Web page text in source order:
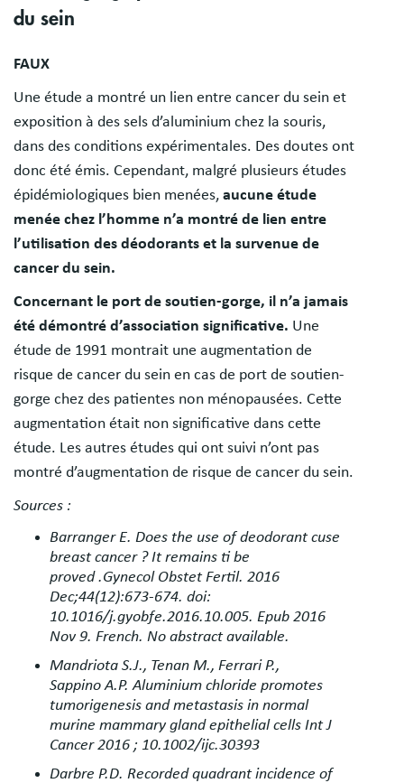
du sein
FAUX
Une étude a montré un lien entre cancer du sein et
exposition à des sels d’aluminium chez la souris,
dans des conditions expérimentales. Des doutes ont
donc été émis. Cependant, malgré plusieurs études
épidémiologiques bien menées, aucune étude
menée chez l’homme n’a montré de lien entre
l’utilisation des déodorants et la survenue de
cancer du sein.
Concernant le port de soutien-gorge, il n’a jamais
été démontré d’association significative. Une
étude de 1991 montrait une augmentation de
risque de cancer du sein en cas de port de soutien-
gorge chez des patientes non ménopausées. Cette
augmentation était non significative dans cette
étude. Les autres études qui ont suivi n’ont pas
montré d’augmentation de risque de cancer du sein.
Sources :
Barranger E. Does the use of deodorant cuse
breast cancer ? It remains ti be
proved .Gynecol Obstet Fertil. 2016
Dec;44(12):673-674. doi:
10.1016/j.gyobfe.2016.10.005. Epub 2016
Nov 9. French. No abstract available.
Mandriota S.J., Tenan M., Ferrari P.,
Sappino A.P. Aluminium chloride promotes
tumorigenesis and metastasis in normal
murine mammary gland epithelial cells Int J
Cancer 2016 ; 10.1002/ijc.30393
Darbre P.D. Recorded quadrant incidence of